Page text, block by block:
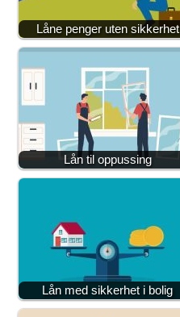
Låne penger uten sikkerhet
Lån til oppussing
Lån med sikkerhet i bolig